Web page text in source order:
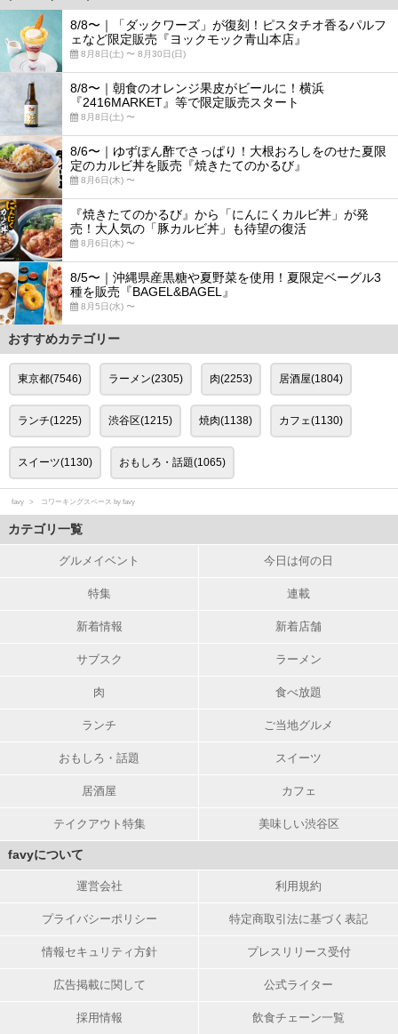
8/8〜｜「ダックワーズ」が復刻！ピスタチオ香るパルフ
ェなど限定販売『ヨックモック青山本店』
8月8日(土) 〜 8月30日(日)
8/8〜｜朝食のオレンジ果皮がビールに！横浜
『2416MARKET』等で限定販売スタート
8月8日(土) 〜
8/6〜｜ゆずぽん酢でさっぱり！大根おろしをのせた夏限
定のカルビ丼を販売『焼きたてのかるび』
8月6日(木) 〜
『焼きたてのかるび』から「にんにくカルビ丼」が発
売！大人気の「豚カルビ丼」も待望の復活
8月6日(木) 〜
8/5〜｜沖縄県産黒糖や夏野菜を使用！夏限定ベーグル3
種を販売『BAGEL&BAGEL』
8月5日(水) 〜
おすすめカテゴリー
東京都(7546) ラーメン(2305) 肉(2253) 居酒屋(1804)
ランチ(1225) 渋谷区(1215) 焼肉(1138) カフェ(1130)
スイーツ(1130) おもしろ・話題(1065)
favy コワーキングスペース by favy
カテゴリ一覧
グルメイベント 今日は何の日
特集 連載
新着情報 新着店舗
サブスク ラーメン
肉 食べ放題
ランチ ご当地グルメ
おもしろ・話題 スイーツ
居酒屋 カフェ
テイクアウト特集 美味しい渋谷区
favyについて
運営会社 利用規約
プライバシーポリシー 特定商取引法に基づく表記
情報セキュリティ方針 プレスリリース受付
広告掲載に関して 公式ライター
採用情報 飲食チェーン一覧